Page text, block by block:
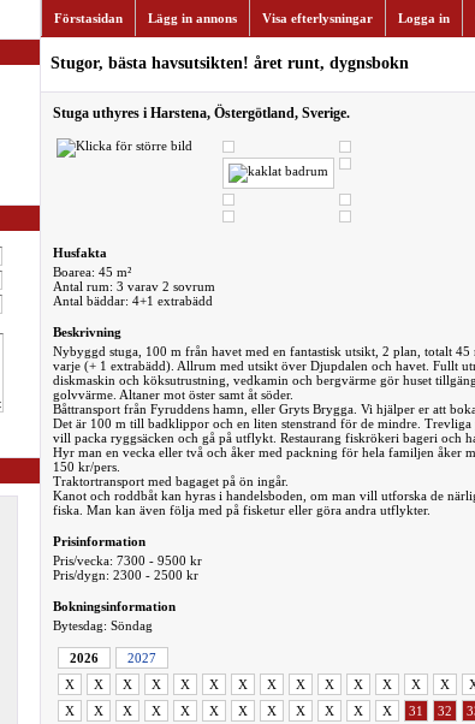
Förstasidan Lägg in annons Visa efterlysningar Logga in
Stugor, bästa havsutsikten! året runt, dygnsbokn
Stuga uthyres i Harstena, Östergötland, Sverige.
Husfakta
Boarea: 45 m²
Antal rum: 3 varav 2 sovrum
Antal bäddar: 4+1 extrabädd
Beskrivning
Nybyggd stuga, 100 m från havet med en fantastisk utsikt, 2 plan, totalt
varje (+ 1 extrabädd). Allrum med utsikt över Djupdalen och havet. Fullt
diskmaskin och köksutrustning, vedkamin och bergvärme gör huset
golvvärme. Altaner mot öster samt åt söder.
Båttransport från Fyruddens hamn, eller Gryts Brygga. Vi hjälper er att
Det är 100 m till badklippor och en liten stenstrand för de mindre. Trevliga
vill packa ryggsäcken och gå på utflykt. Restaurang fiskrökeri bageri och
Hyr man en vecka eller två och åker med packning för hela familjen åker
150 kr/pers.
Traktortransport med bagaget på ön ingår.
Kanot och roddbåt kan hyras i handelsboden, om man vill utforska de
fiska. Man kan även följa med på fisketur eller göra andra utflykter.
Prisinformation
Pris/vecka: 7300 - 9500 kr
Pris/dygn: 2300 - 2500 kr
Bokningsinformation
Bytesdag: Söndag
2026
2027
X
X X X X X X X X X X X X X
X
X X X X X X X X X X X 31 32